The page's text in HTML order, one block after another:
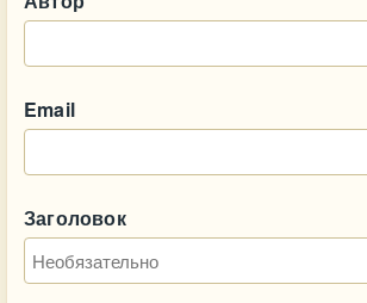
Email
Заголовок